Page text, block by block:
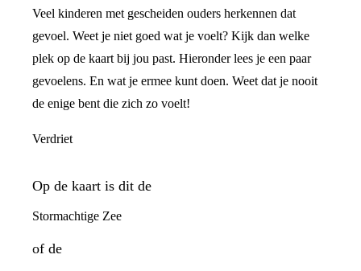
Veel kinderen met gescheiden ouders herkennen dat
gevoel. Weet je niet goed wat je voelt? Kijk dan welke
plek op de kaart bij jou past. Hieronder lees je een paar
gevoelens. En wat je ermee kunt doen. Weet dat je nooit
de enige bent die zich zo voelt!
Verdriet
Op de kaart is dit de
Stormachtige Zee
of de